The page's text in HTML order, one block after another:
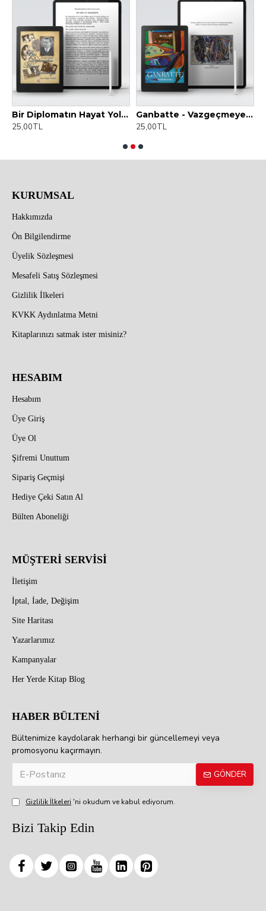
Bir Diplomatın Hayat Yolculuğu (E-Kitap)
25,00TL
Ganbatte - Vazgeçmeyeceğiz (e-kitap)
25,00TL
KURUMSAL
Hakkımızda
Ön Bilgilendirme
Üyelik Sözleşmesi
Mesafeli Satış Sözleşmesi
Gizlilik İlkeleri
KVKK Aydınlatma Metni
Kitaplarınızı satmak ister misiniz?
HESABIM
Hesabım
Üye Giriş
Üye Ol
Şifremi Unuttum
Sipariş Geçmişi
Hediye Çeki Satın Al
Bülten Aboneliği
MÜŞTERİ SERVİSİ
İletişim
İptal, İade, Değişim
Site Haritası
Yazarlarımız
Kampanyalar
Her Yerde Kitap Blog
HABER BÜLTENİ
Bültenimize kaydolarak herhangi bir güncellemeyi veya
promosyonu kaçırmayın.
GÖNDER
Gizlilik İlkeleri 'ni okudum ve kabul ediyorum.
Bizi Takip Edin